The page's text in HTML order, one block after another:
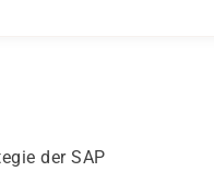
der SAP